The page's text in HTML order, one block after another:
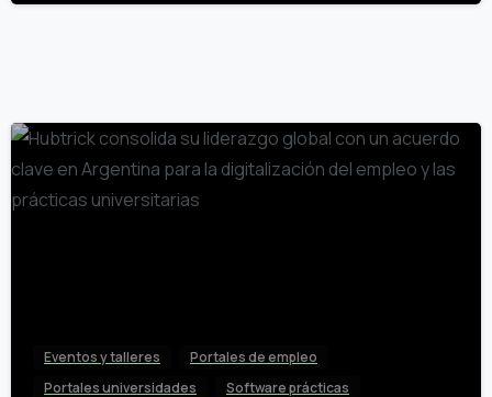
Soria
Eventos y talleres
Portales de empleo
Portales universidades
Software prácticas